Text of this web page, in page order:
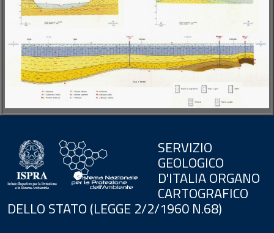
SERVIZIO
GEOLOGICO
D'ITALIA ORGANO
CARTOGRAFICO
DELLO STATO (LEGGE 2/2/1960 N.68)